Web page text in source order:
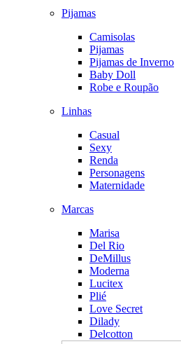
Pijamas
Camisolas
Pijamas
Pijamas de Inverno
Baby Doll
Robe e Roupão
Linhas
Casual
Sexy
Renda
Personagens
Maternidade
Marcas
Marisa
Del Rio
DeMillus
Moderna
Lucitex
Plié
Love Secret
Dilady
Delcotton